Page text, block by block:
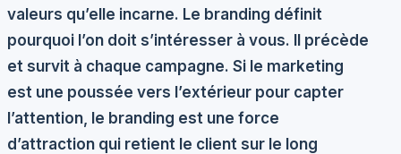
valeurs qu’elle incarne. Le branding définit
pourquoi l’on doit s’intéresser à vous. Il précède
et survit à chaque campagne. Si le marketing
est une poussée vers l’extérieur pour capter
l’attention, le branding est une force
d’attraction qui retient le client sur le long